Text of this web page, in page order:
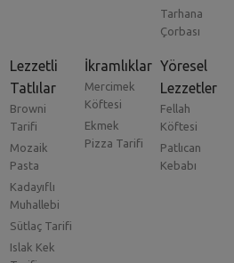
Tarhana
Çorbası
Lezzetli
Tatlılar
Browni
Tarifi
Mozaik
Pasta
Kadayıflı
Muhallebi
Sütlaç Tarifi
Islak Kek
İkramlıklar
Mercimek
Köftesi
Ekmek
Pizza Tarifi
Yöresel
Lezzetler
Fellah
Köftesi
Patlıcan
Kebabı